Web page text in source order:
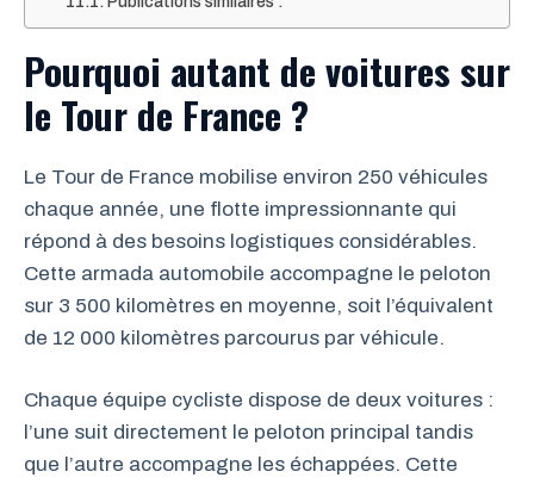
Pourquoi autant de voitures sur
le Tour de France ?
Le Tour de France mobilise environ 250 véhicules
chaque année, une flotte impressionnante qui
répond à des besoins logistiques considérables.
Cette armada automobile accompagne le peloton
sur 3 500 kilomètres en moyenne, soit l’équivalent
de 12 000 kilomètres parcourus par véhicule.
Chaque équipe cycliste dispose de deux voitures :
l’une suit directement le peloton principal tandis
que l’autre accompagne les échappées. Cette